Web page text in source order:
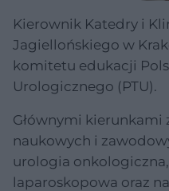
Kierownik Katedry i
Jagiellońskiego w
komitetu edukacji
Urologicznego (PTU).
Głównymi kierunkami
naukowych i
urologia
laparoskopowa oraz